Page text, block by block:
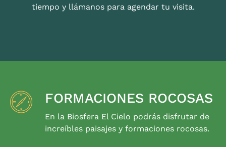
tiempo y llámanos para agendar tu visita.
FORMACIONES ROCOSAS
En la Biosfera El Cielo podrás disfrutar de
increíbles paisajes y formaciones rocosas.